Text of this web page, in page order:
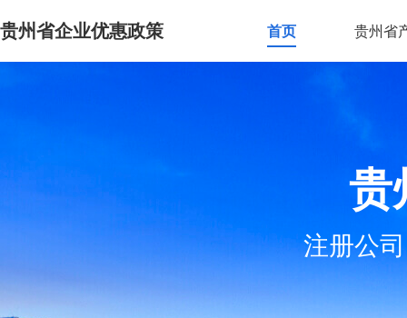
贵州省企业优惠政策 首页 贵州省
贵
注册公